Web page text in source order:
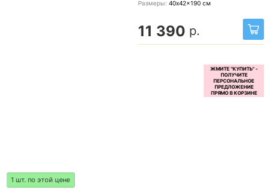
Размеры: 40x42x190 см
11 390 р.
1 шт. по этой цене